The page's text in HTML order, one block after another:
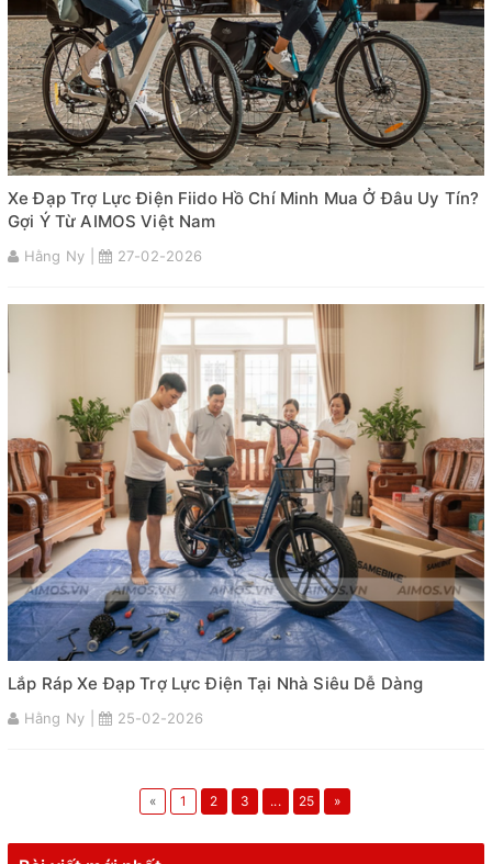
Xe Đạp Trợ Lực Điện Fiido Hồ Chí Minh Mua Ở Đâu Uy Tín?
Gợi Ý Từ AIMOS Việt Nam
Hằng Ny | 27-02-2026
Lắp Ráp Xe Đạp Trợ Lực Điện Tại Nhà Siêu Dễ Dàng
Hằng Ny | 25-02-2026
« 1 2 3 ... 25 »